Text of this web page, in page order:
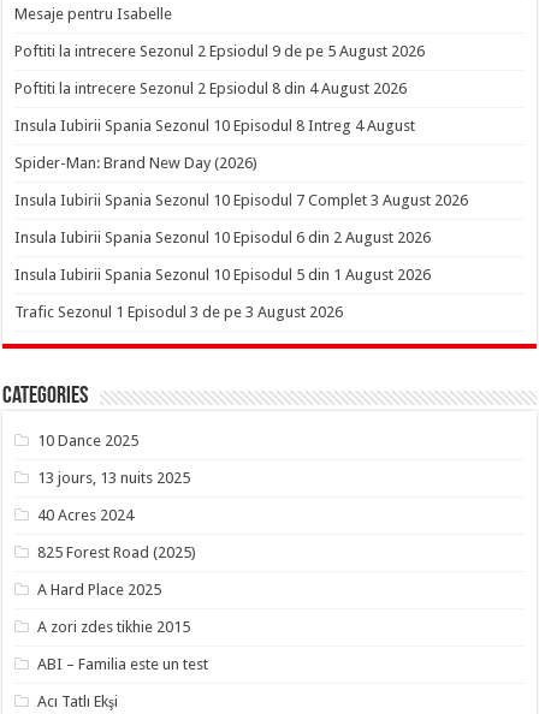
Mesaje pentru Isabelle
Poftiti la intrecere Sezonul 2 Epsiodul 9 de pe 5 August 2026
Poftiti la intrecere Sezonul 2 Epsiodul 8 din 4 August 2026
Insula Iubirii Spania Sezonul 10 Episodul 8 Intreg 4 August
Spider-Man: Brand New Day (2026)
Insula Iubirii Spania Sezonul 10 Episodul 7 Complet 3 August 2026
Insula Iubirii Spania Sezonul 10 Episodul 6 din 2 August 2026
Insula Iubirii Spania Sezonul 10 Episodul 5 din 1 August 2026
Trafic Sezonul 1 Episodul 3 de pe 3 August 2026
Categories
10 Dance 2025
13 jours, 13 nuits 2025
40 Acres 2024
825 Forest Road (2025)
A Hard Place 2025
A zori zdes tikhie 2015
ABI – Familia este un test
Acı Tatlı Ekşi